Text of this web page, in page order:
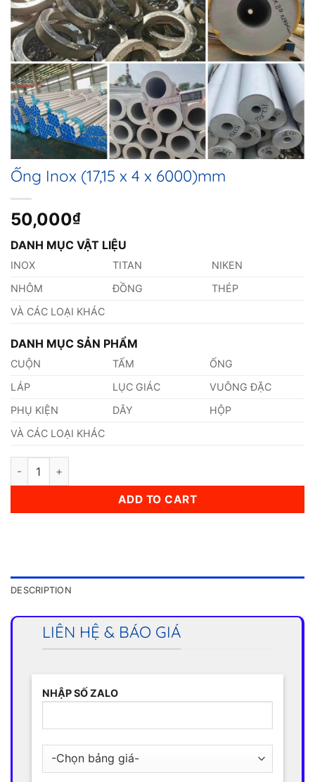
Ống Inox (17,15 x 4 x 6000)mm
50,000₫
DANH MỤC VẬT LIỆU
INOX TITAN
NIKEN
NHÔM
ĐỒNG
THÉP
VÀ CÁC LOẠI KHÁC
DANH MỤC SẢN PHẨM
CUỘN TẤM
ỐNG
LÁP
LỤC GIÁC
VUÔNG ĐẶC
PHỤ KIỆN
DÂY
HỘP
VÀ CÁC LOẠI KHÁC
Ống Inox (17,15 x 4 x 6000)mm quantity
ADD TO CART
DESCRIPTION
LIÊN HỆ & BÁO GIÁ
NHẬP SỐ ZALO